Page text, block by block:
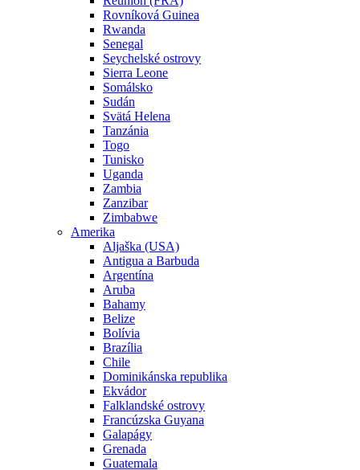
Rovníková Guinea
Rwanda
Senegal
Seychelské ostrovy
Sierra Leone
Somálsko
Sudán
Svätá Helena
Tanzánia
Togo
Tunisko
Uganda
Zambia
Zanzibar
Zimbabwe
Amerika
Aljaška (USA)
Antigua a Barbuda
Argentína
Aruba
Bahamy
Belize
Bolívia
Brazília
Chile
Dominikánska republika
Ekvádor
Falklandské ostrovy
Francúzska Guyana
Galapágy
Grenada
Guatemala